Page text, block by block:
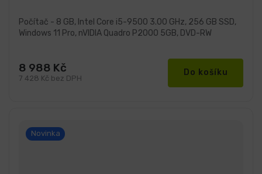
hvězdiček.
7 428 Kč bez DPH
8 988 Kč Do košíku
Počítač - 8 GB, Intel Core i5-9500 3.00 GHz, 256 GB SSD,
Windows 11 Pro, nVIDIA Quadro P2000 5GB, DVD-RW
Novinka